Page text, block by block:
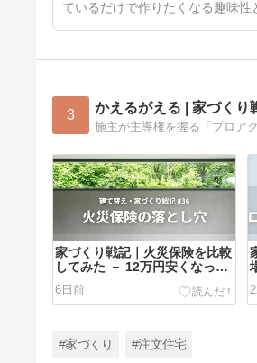
ているだけで作りたくなる趣味性
3 かえるがえる | 家づくり
家づくり戦記｜火災保険を比較
してみた － 12万円安くなっ
た！……その先に待っていた落
とし穴
6日前
#家づくり #注文住宅